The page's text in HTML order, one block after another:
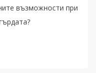
възможности при